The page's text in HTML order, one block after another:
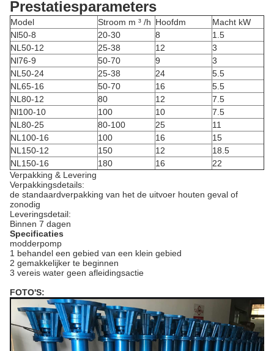
Prestatiesparameters
Model Stroom m ³ /h Hoofdm
Macht kW
Nl50-8
20-30 8
1.5
NL50-12
25-38 12
3
Nl76-9
50-70 9
3
NL50-24
25-38 24
5.5
NL65-16
50-70 16
5.5
NL80-12
80 12
7.5
Nl100-10
100 10
7.5
NL80-25
80-100 25
11
NL100-16
100 16
15
NL150-12
150 12
18.5
NL150-16
180 16
22
Verpakking & Levering
Verpakkingsdetails:
de standaardverpakking van het de uitvoer houten geval of
zonodig
Leveringsdetail:
Binnen 7 dagen
Specificaties
modderpomp
1 behandel een gebied van een klein gebied
2 gemakkelijker te beginnen
3 vereis water geen afleidingsactie
FOTO'S: